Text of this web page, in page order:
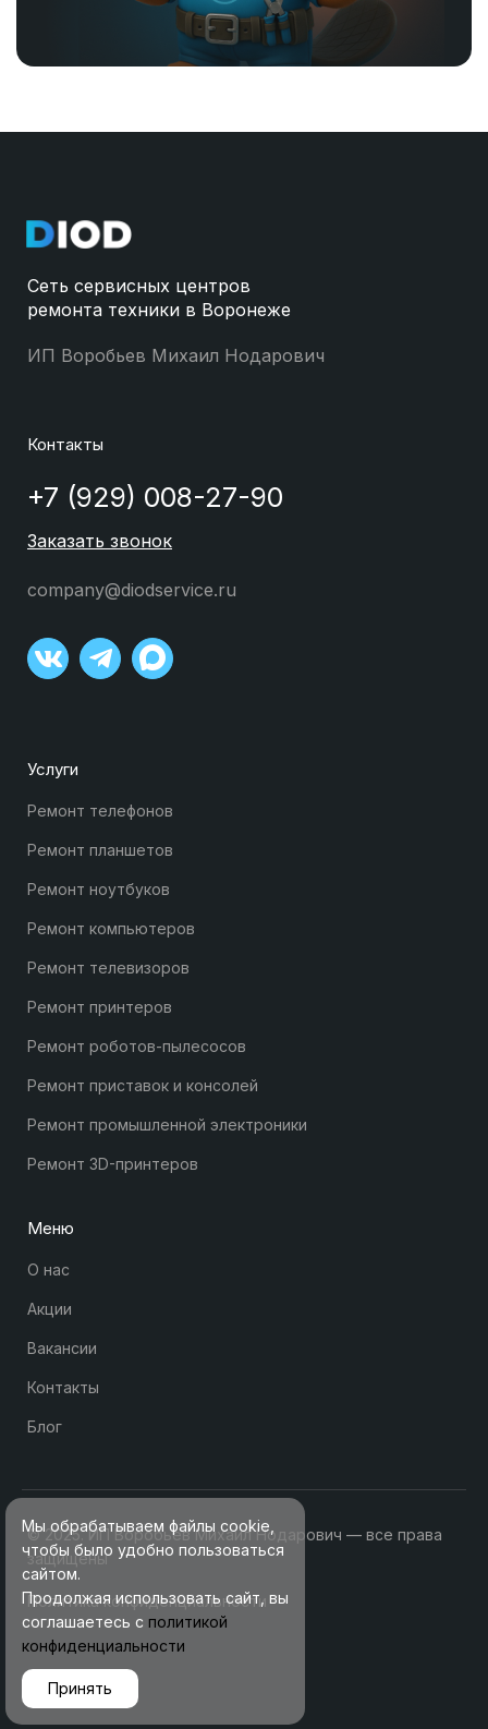
Сеть сервисных центров
ремонта техники в Воронеже
ИП Воробьев Михаил Нодарович
Контакты
+7 (929) 008-27-90
Заказать звонок
company@diodservice.ru
Услуги
Ремонт телефонов
Ремонт планшетов
Ремонт ноутбуков
Ремонт компьютеров
Ремонт телевизоров
Ремонт принтеров
Ремонт роботов-пылесосов
Ремонт приставок и консолей
Ремонт промышленной электроники
Ремонт 3D-принтеров
Меню
О нас
Акции
Вакансии
Контакты
Блог
© 2025. ИП Воробьев Михаил Нодарович — все права
защищены
Политика конфиденциальности
Мы обрабатываем файлы cookie,
чтобы было удобно пользоваться
сайтом.
Продолжая использовать сайт, вы
соглашаетесь с политикой
конфиденциальности
Принять